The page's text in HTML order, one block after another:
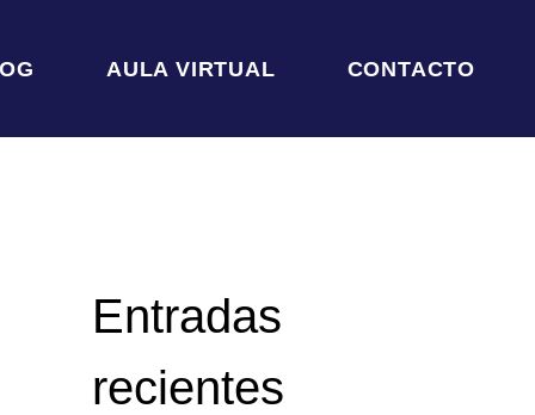
AULA VIRTUAL CONTACTO
Entradas
recientes